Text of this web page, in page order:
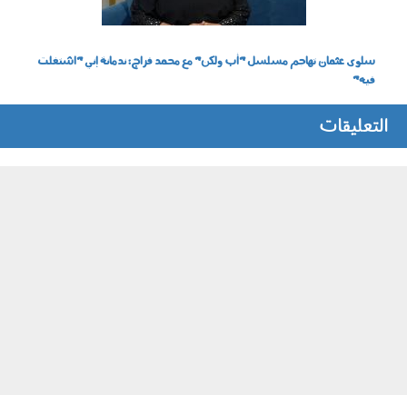
سلوى عثمان تهاجم مسلسل "أب ولكن" مع محمد فراج: ندمانة إني "اشتغلت
فيه"
التعليقات